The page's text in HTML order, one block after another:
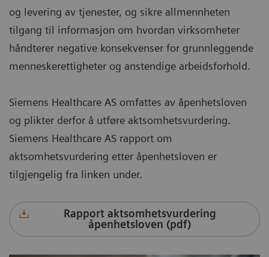
og levering av tjenester, og sikre allmennheten
tilgang til informasjon om hvordan virksomheter
håndterer negative konsekvenser for grunnleggende
menneskerettigheter og anstendige arbeidsforhold.
Siemens Healthcare AS omfattes av åpenhetsloven
og plikter derfor å utføre aktsomhetsvurdering.
Siemens Healthcare AS rapport om
aktsomhetsvurdering etter åpenhetsloven er
tilgjengelig fra linken under.
Rapport aktsomhetsvurdering
åpenhetsloven (pdf)